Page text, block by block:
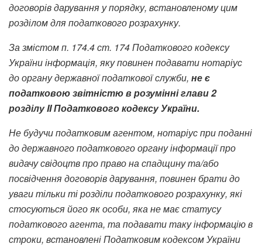
договорів дарування у порядку, встановленому цим
розділом для податкового розрахунку.
За змістом п. 174.4 ст. 174 Податкового кодексу
України інформація, яку повинен подавати нотаріус
до органу державної податкової служби, не є
податковою звітністю в розумінні глави 2
розділу II Податкового кодексу України.
Не будучи податковим агентом, нотаріус при поданні
до державного податкового органу інформації про
видачу свідоцтв про право на спадщину та/або
посвідчення договорів дарування, повинен брати до
уваги тільки ті розділи податкового розрахунку, які
стосуються його як особи, яка не має статусу
податкового агента, та подавати таку інформацію в
строки, встановлені Податковим кодексом України